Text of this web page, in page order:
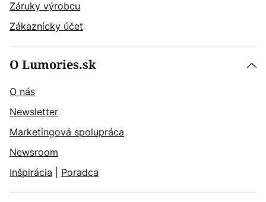
Záruky výrobcu
Zákaznícky účet
O Lumories.sk
O nás
Newsletter
Marketingová spolupráca
Newsroom
Inšpirácia
Poradca